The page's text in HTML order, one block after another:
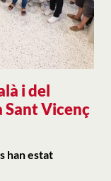
i del
Vicenç
han estat